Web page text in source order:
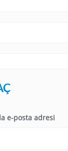
e-posta adresi